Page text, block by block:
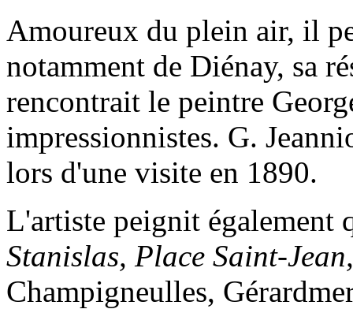
Amoureux du plein air, il
notamment de Diénay, sa
rencontrait le peintre
impressionnistes. G.
lors d'une visite en 1890.
L'artiste peignit également
Stanislas, Place Saint-
Champigneulles,